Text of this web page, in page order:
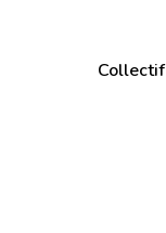
Collectif